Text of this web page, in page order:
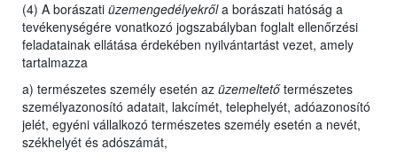
(4) A borászati üzemengedélyekrőla borászati hatóság a
tevékenységére vonatkozó jogszabályban foglalt ellenőrzési
feladatainak ellátása érdekében nyilvántartást vezet, amely
tartalmazza
a) természetes személy esetén az üzemeltetőtermészetes
személyazonosító adatait, lakcímét, telephelyét, adóazonosító
jelét, egyéni vállalkozó természetes személy esetén a nevét,
székhelyét és adószámát,